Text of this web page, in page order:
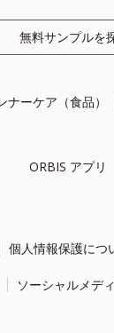
無料サンプルを
ナーケア（食品）
ORBIS アプリ
個人情報保護につ
ソーシャルメデ